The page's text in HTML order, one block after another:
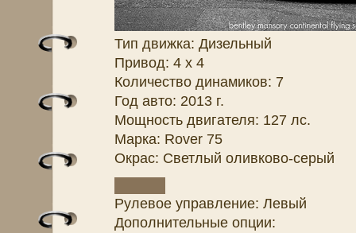
Тип движка: Дизельный
Привод: 4 x 4
Количество динамиков: 7
Год авто: 2013 г.
Мощность двигателя: 127 лс.
Марка: Rover 75
Окрас: Светлый оливково-серый
Рулевое управление: Левый
Дополнительные опции: